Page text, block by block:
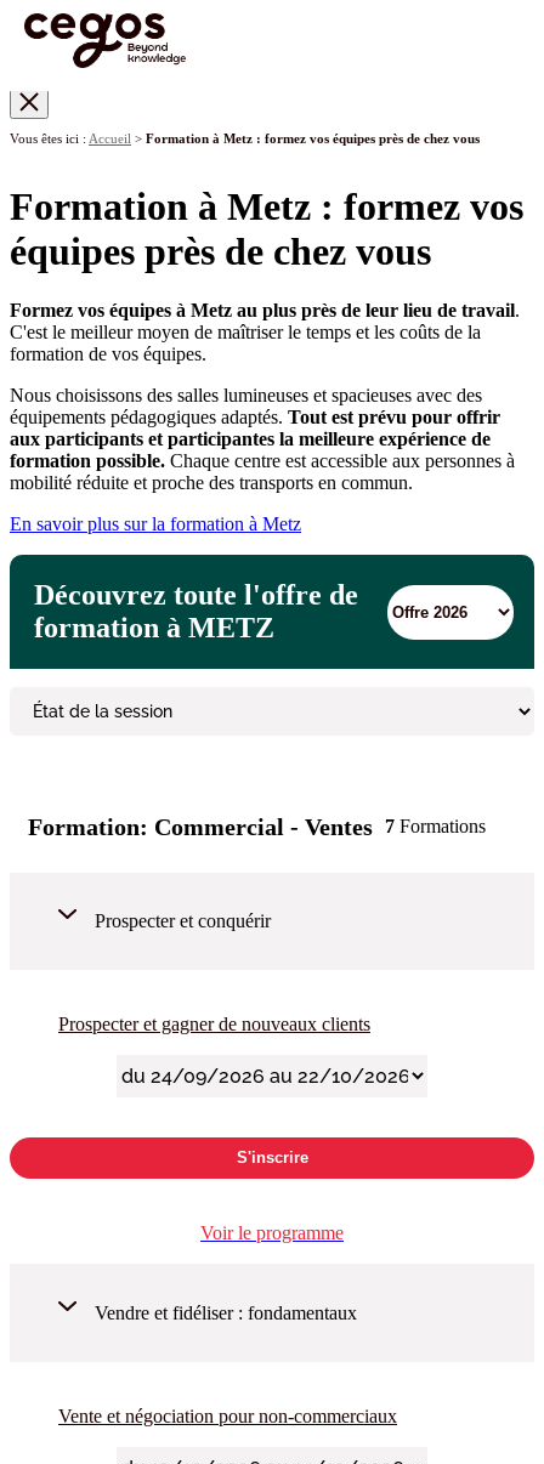
Vous êtes ici : Accueil > Formation à Metz : formez vos équipes près de chez vous
Formation à Metz : formez vos
équipes près de chez vous
Formez vos équipes à Metz au plus près de leur lieu de travail.
C'est le meilleur moyen de maîtriser le temps et les coûts de la
formation de vos équipes.
Nous choisissons des salles lumineuses et spacieuses avec des
équipements pédagogiques adaptés. Tout est prévu pour offrir
aux participants et participantes la meilleure expérience de
formation possible. Chaque centre est accessible aux personnes à
mobilité réduite et proche des transports en commun.
En savoir plus sur la formation à Metz
Découvrez toute l'offre de
formation à METZ
Formation: Commercial - Ventes 7 Formations
Prospecter et conquérir
Prospecter et gagner de nouveaux clients
S'inscrire
Voir le programme
Vendre et fidéliser : fondamentaux
Vente et négociation pour non-commerciaux